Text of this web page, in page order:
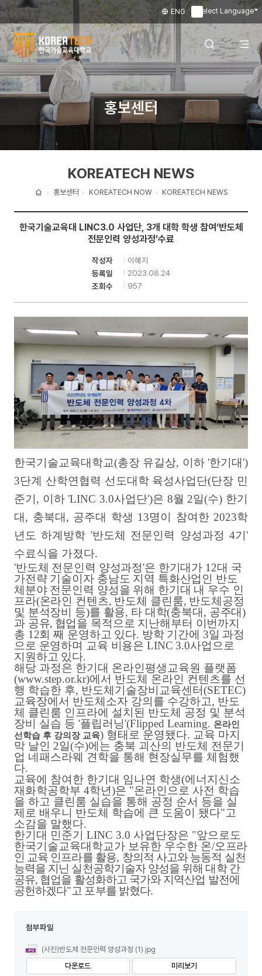
Select Language
ENG
한
국
교
학
교
전
뉴
홍보센터
홈
홍보센터 KOREATECH NOW KOREATECH NEWS
KOREATECH NEWS
한국기술교육대 LINC3.0 사업단, 3개 대학 학생 참여‘반도체
전문인력 양성과정’수료
작성자
이혜지
등록일
2023.08.24
조회수
957
한국기술교육대학교(총장 유길상, 이하'한기대')
3단계 산학연협력 선도대학 육성사업단(단장 민
준기 , 이하 'LINC 3.0사업단')은 8월2일(수) 한기
대 , 충북대 , 공주대 학생 13명이 참여한 2023학
년도 하계방학 '반도체 전문인력 양성과정4기'
수료식을 가졌다.
'반도체 전문인력 양성과정'은 한기대가 12대 국
가전략 기술이자 충남도 지역 특화산업인 반도
체분야 전문인력 양성을 위해 한기대 내 우수 인
프라(온라인 컨텐츠, 반도체 클린룸, 반도체공정
및 분석장비 등)를 활용, 타 대학(충북대 , 공주대)
과 공유, 협업을 목적으로 지난해부터 이번까지
총 12회 째 운영하고 있다. 방학 기간에 3일 과정
으로 운영하며 교육 비용은 LINC 3.0사업으로
지원하고 있다.
해당 과정은 한기대 온라인평생교육원 플랫폼
(www.step.or.kr)에서 반도체 온라인 컨텐츠를 선
행 학습한 후, 반도체기술장비교육센터(SETEC)
교육장에서 반도체소자 강의를 수강하고, 반도
체 클린룸 인프라에 설치된 반도체 공정 및 분석
장비 실습 등 '플립러닝'(Flipped Learning. 온라인
선학습 후 강의장 교육) 형태로 운영됐다. 교육 마지
막 날인 2일(수)에는 충북 괴산의 반도체 전문기
업 네패스라웨 견학을 통해 현장실무를 체험했
다.
교육에 참여한 한기대 임나연 학생(에너지신소
재화학공학부 4학년)은 "온라인으로 사전 학습
을 하고 클린룸 실습을 통해 공정 순서 등을 실
제로 배우니 반도체 학습에 큰 도움이 됐다"고
소감을 말했다.
한기대 민준기 LINC 3.0 사업단장은 "앞으로도
한국기술교육대학교가 보유한 우수한 온/오프라
인 교육 인프라를 활용, 창의적 사고와 능동적 실천
능력을 지닌 실천공학기술자 양성을 위해 대학 간
공유, 협업을 활성화하고 국가와 지역산업 발전에
공헌하겠다"고 포부를 밝혔다.
첨부파일
(사진)반도체 전문인력 양성과정 (1).jpg
다운로드
미리보기